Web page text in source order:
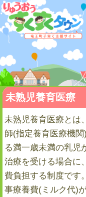
未熟児養育医療
未熟児養育医療とは
師(指定養育医療機
る満一歳未満の乳児
治療を受ける場合に
費負担する制度です
事療養費(ミルク代)